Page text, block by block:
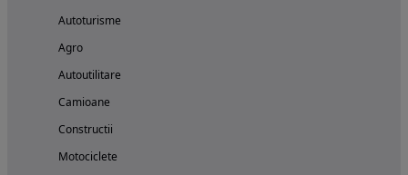
Autoturisme
Agro
Autoutilitare
Camioane
Constructii
Motociclete